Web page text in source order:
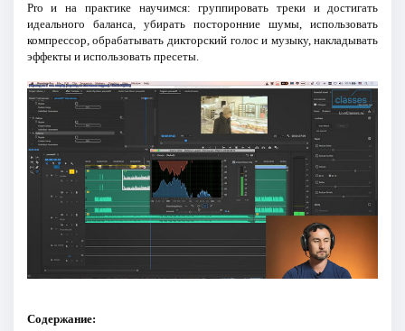
Pro и на практике научимся: группировать треки и достигать
идеального баланса, убирать посторонние шумы, использовать
компрессор, обрабатывать дикторский голос и музыку, накладывать
эффекты и использовать пресеты.
Содержание: